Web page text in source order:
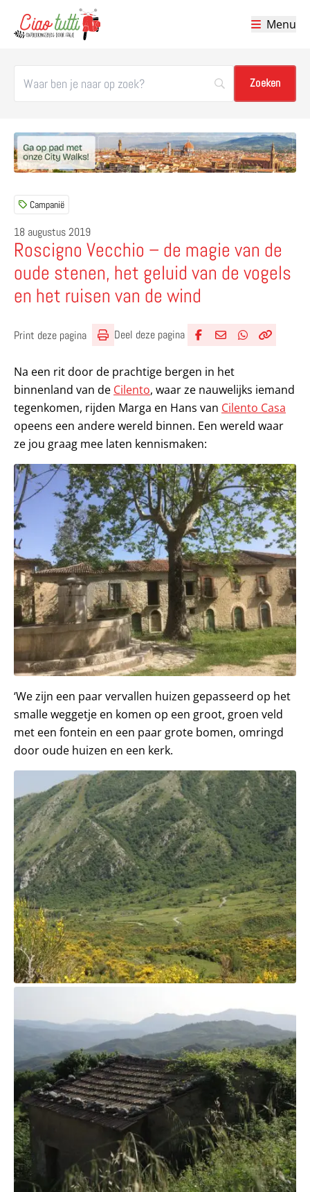
Menu
Campanië
18 augustus 2019
Roscigno Vecchio – de magie van de
oude stenen, het geluid van de vogels
en het ruisen van de wind
Print deze pagina Deel deze pagina
Na een rit door de prachtige bergen in het
binnenland van de Cilento, waar ze nauwelijks iemand
tegenkomen, rijden Marga en Hans van Cilento Casa
opeens een andere wereld binnen. Een wereld waar
ze jou graag mee laten kennismaken:
‘We zijn een paar vervallen huizen gepasseerd op het
smalle weggetje en komen op een groot, groen veld
met een fontein en een paar grote bomen, omringd
door oude huizen en een kerk.